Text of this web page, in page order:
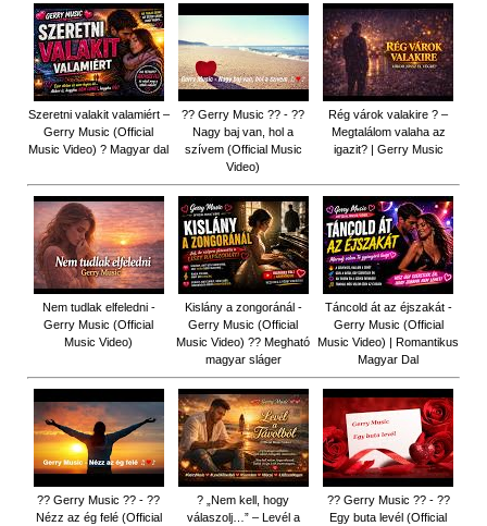
Szeretni valakit valamiért –
Gerry Music (Official
Music Video) ? Magyar dal
?? Gerry Music ?? - ??
Nagy baj van, hol a
szívem (Official Music
Video)
Rég várok valakire ? –
Megtalálom valaha az
igazit? | Gerry Music
Nem tudlak elfeledni -
Gerry Music (Official
Music Video)
Kislány a zongoránál -
Gerry Music (Official
Music Video) ?? Megható
magyar sláger
Táncold át az éjszakát -
Gerry Music (Official
Music Video) | Romantikus
Magyar Dal
?? Gerry Music ?? - ??
Nézz az ég felé (Official
? „Nem kell, hogy
válaszolj…” – Levél a
?? Gerry Music ?? - ??
Egy buta levél (Official